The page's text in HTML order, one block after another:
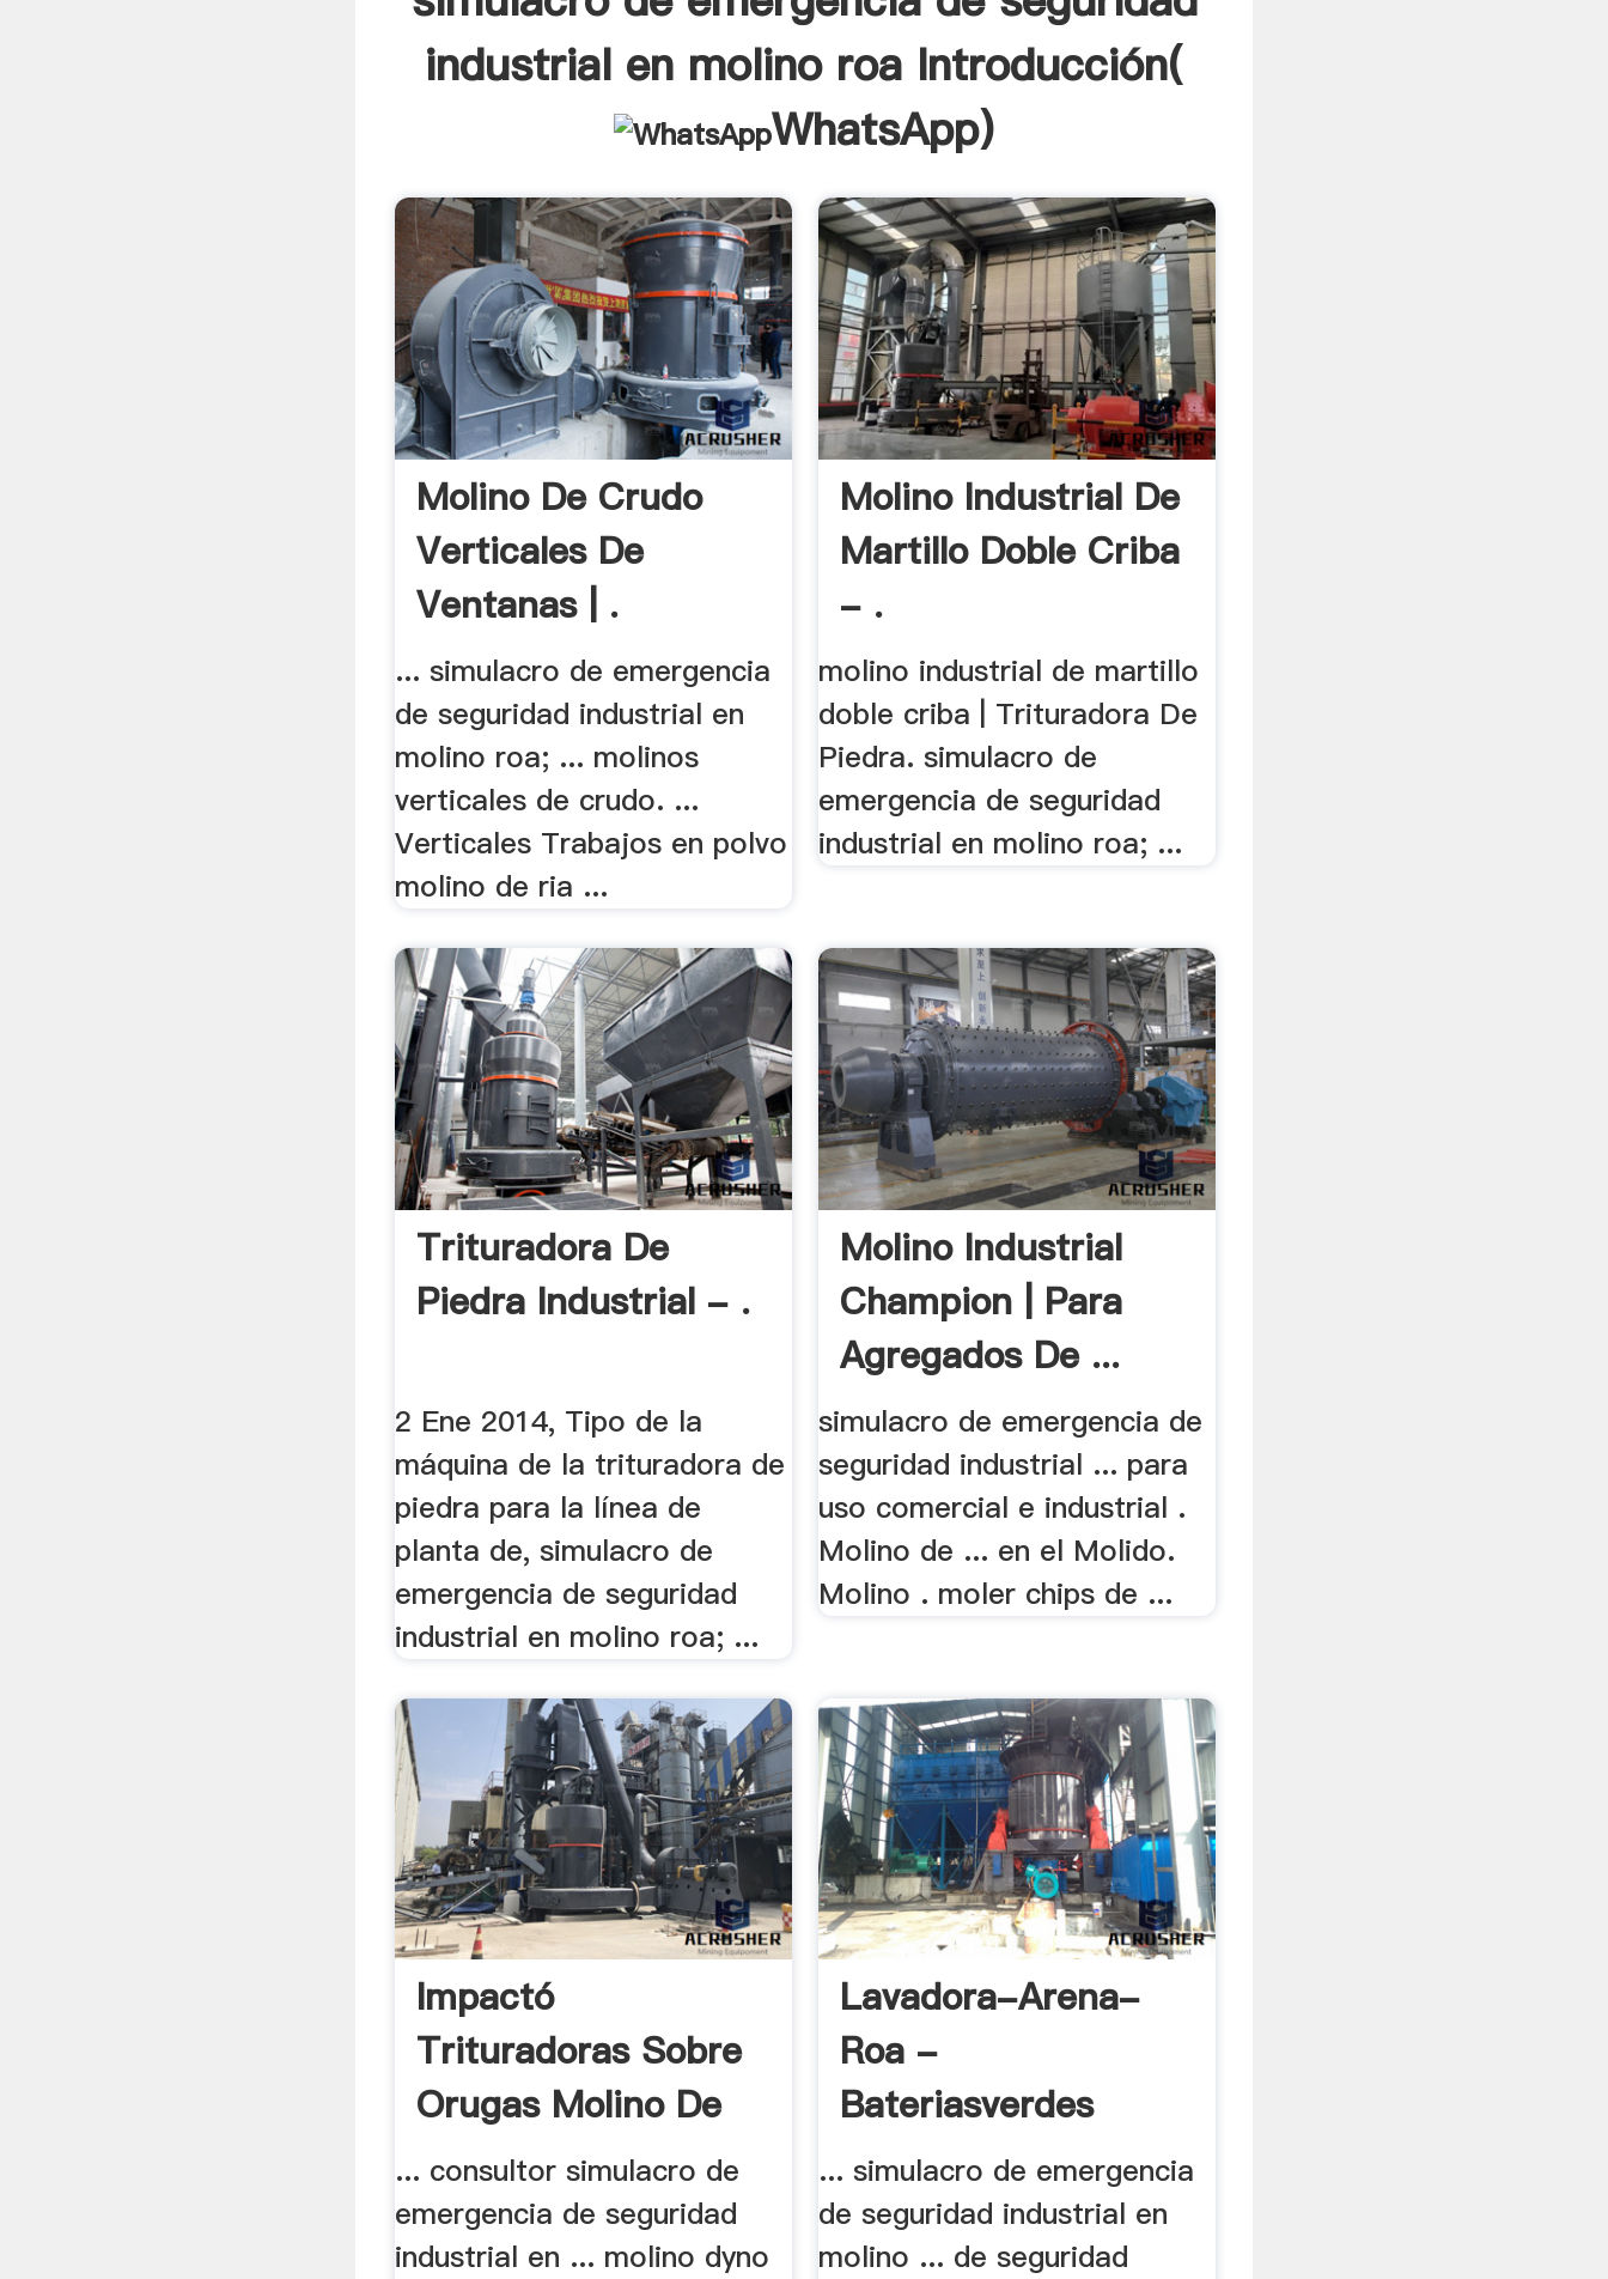
industrial en molino roa Introducción(
WhatsApp)
Molino De Crudo
Verticales De
Ventanas | .
... simulacro de emergencia
de seguridad industrial en
molino roa; ... molinos
verticales de crudo. ...
Verticales Trabajos en polvo
molino de ria ...
Molino Industrial De
Martillo Doble Criba
- .
molino industrial de martillo
doble criba | Trituradora De
Piedra. simulacro de
emergencia de seguridad
industrial en molino roa; ...
Trituradora De
Piedra Industrial - .
2 Ene 2014, Tipo de la
máquina de la trituradora de
piedra para la línea de
planta de, simulacro de
emergencia de seguridad
industrial en molino roa; ...
Molino Industrial
Champion | Para
Agregados De ...
simulacro de emergencia de
seguridad industrial ... para
uso comercial e industrial .
Molino de ... en el Molido.
Molino . moler chips de ...
Impactó
Trituradoras Sobre
Orugas Molino De
Maiz
... consultor simulacro de
emergencia de seguridad
industrial en ... molino dyno
Lavadora-Arena-
Roa -
Bateriasverdes
... simulacro de emergencia
de seguridad industrial en
molino ... de seguridad